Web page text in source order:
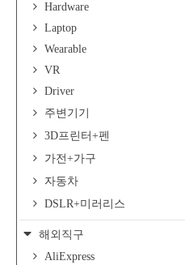
Hardware
Laptop
Wearable
VR
Driver
주변기기
3D프린터+펜
가전+가구
자동차
DSLR+미러리스
해외직구
AliExpress